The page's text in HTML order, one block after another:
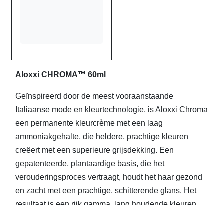
Aloxxi CHROMA™ 60ml
Geïnspireerd door de meest vooraanstaande
Italiaanse mode en kleurtechnologie, is Aloxxi Chroma
een permanente kleurcrème met een laag
ammoniakgehalte, die heldere, prachtige kleuren
creëert met een superieure grijsdekking. Een
gepatenteerde, plantaardige basis, die het
verouderingsproces vertraagt, houdt het haar gezond
en zacht met een prachtige, schitterende glans. Het